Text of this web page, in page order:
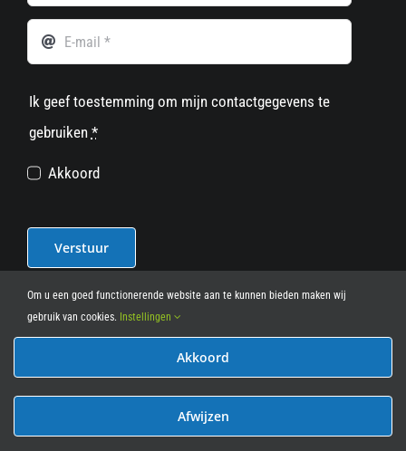
Ik geef toestemming om mijn contactgegevens te
gebruiken *
Akkoord
Verstuur
© 2012 - 2026• Leasy Bike • All Rights Reserved • powered
Om u een goed functionerende website aan te kunnen bieden maken wij
gebruik van cookies. Instellingen
Akkoord
Afwijzen